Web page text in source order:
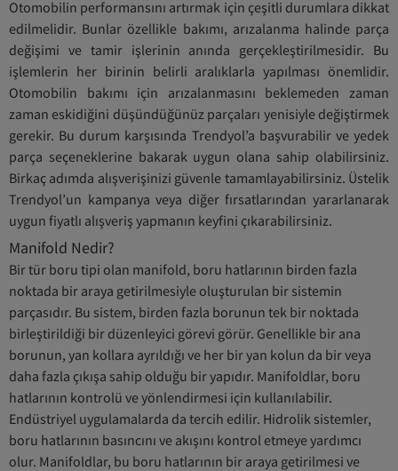
Otomobilin performansını artırmak için çeşitli durumlara dikkat
edilmelidir. Bunlar özellikle bakımı, arızalanma halinde parça
değişimi ve tamir işlerinin anında gerçekleştirilmesidir. Bu
işlemlerin her birinin belirli aralıklarla yapılması önemlidir.
Otomobilin bakımı için arızalanmasını beklemeden zaman
zaman eskidiğini düşündüğünüz parçaları yenisiyle değiştirmek
gerekir. Bu durum karşısında Trendyol’a başvurabilir ve yedek
parça seçeneklerine bakarak uygun olana sahip olabilirsiniz.
Birkaç adımda alışverişinizi güvenle tamamlayabilirsiniz. Üstelik
Trendyol’un kampanya veya diğer fırsatlarından yararlanarak
uygun fiyatlı alışveriş yapmanın keyfini çıkarabilirsiniz.
Manifold Nedir?
Bir tür boru tipi olan manifold, boru hatlarının birden fazla
noktada bir araya getirilmesiyle oluşturulan bir sistemin
parçasıdır. Bu sistem, birden fazla borunun tek bir noktada
birleştirildiği bir düzenleyici görevi görür. Genellikle bir ana
borunun, yan kollara ayrıldığı ve her bir yan kolun da bir veya
daha fazla çıkışa sahip olduğu bir yapıdır. Manifoldlar, boru
hatlarının kontrolü ve yönlendirmesi için kullanılabilir.
Endüstriyel uygulamalarda da tercih edilir. Hidrolik sistemler,
boru hatlarının basıncını ve akışını kontrol etmeye yardımcı
olur. Manifoldlar, bu boru hatlarının bir araya getirilmesi ve